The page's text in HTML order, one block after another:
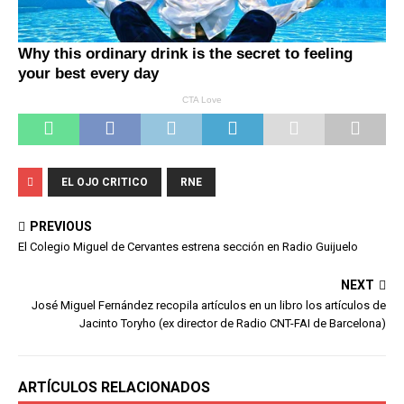
EL OJO CRITICO RNE
PREVIOUS
El Colegio Miguel de Cervantes estrena sección en Radio Guijuelo
NEXT
José Miguel Fernández recopila artículos en un libro los artículos de
Jacinto Toryho (ex director de Radio CNT-FAI de Barcelona)
ARTÍCULOS RELACIONADOS